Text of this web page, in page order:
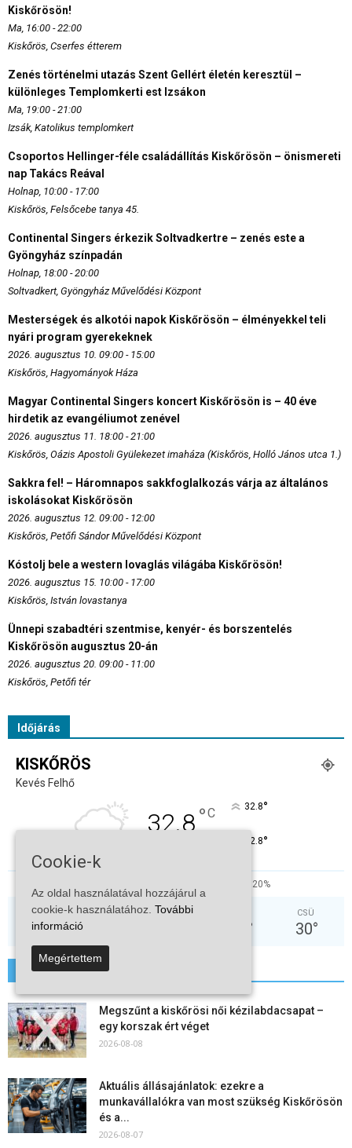
Kiskőrösön!
Ma, 16:00 - 22:00
Kiskőrös, Cserfes étterem
Zenés történelmi utazás Szent Gellért életén keresztül –
különleges Templomkerti est Izsákon
Ma, 19:00 - 21:00
Izsák, Katolikus templomkert
Csoportos Hellinger-féle családállítás Kiskőrösön – önismereti
nap Takács Reával
Holnap, 10:00 - 17:00
Kiskőrös, Felsőcebe tanya 45.
Continental Singers érkezik Soltvadkertre – zenés este a
Gyöngyház színpadán
Holnap, 18:00 - 20:00
Soltvadkert, Gyöngyház Művelődési Központ
Mesterségek és alkotói napok Kiskőrösön – élményekkel teli
nyári program gyerekeknek
2026. augusztus 10. 09:00 - 15:00
Kiskőrös, Hagyományok Háza
Magyar Continental Singers koncert Kiskőrösön is – 40 éve
hirdetik az evangéliumot zenével
2026. augusztus 11. 18:00 - 21:00
Kiskőrös, Oázis Apostoli Gyülekezet imaháza (Kiskőrös, Holló János utca 1.)
Sakkra fel! – Háromnapos sakkfoglalkozás várja az általános
iskolásokat Kiskőrösön
2026. augusztus 12. 09:00 - 12:00
Kiskőrös, Petőfi Sándor Művelődési Központ
Kóstolj bele a western lovaglás világába Kiskőrösön!
2026. augusztus 15. 10:00 - 17:00
Kiskőrös, István lovastanya
Ünnepi szabadtéri szentmise, kenyér- és borszentelés
Kiskőrösön augusztus 20-án
2026. augusztus 20. 09:00 - 11:00
Kiskőrös, Petőfi tér
Időjárás
KISKŐRÖS
Kevés Felhő
32.8°C 32.8°
32.8°
20%
VAS
31°
HÉT KED
°
CSÜ
30°
További hírek
Megszűnt a kiskőrösi női kézilabdacsapat –
egy korszak ért véget
2026-08-08
Aktuális állásajánlatok: ezekre a
munkavállalókra van most szükség Kiskőrösön
és a...
2026-08-07
Cookie-k
Az oldal használatával hozzájárul a
cookie-k használatához. További
információ
Megértettem